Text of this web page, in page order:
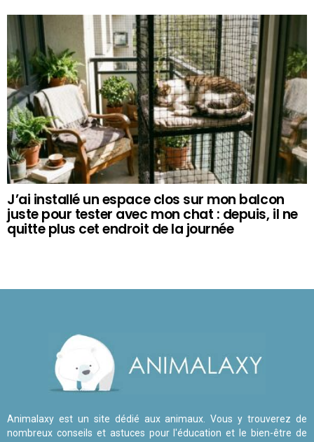
J’ai installé un espace clos sur mon balcon
juste pour tester avec mon chat : depuis, il ne
quitte plus cet endroit de la journée
Animalaxy est un site dédié aux animaux. Vous y trouverez de
nombreux conseils et astuces pour l'éducation et le bien-être de